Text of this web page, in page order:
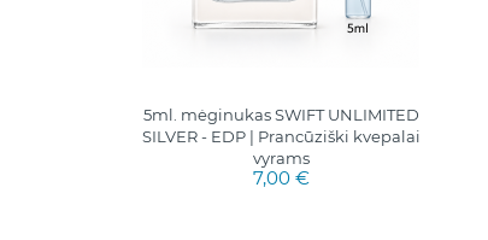
5ml. mėginukas SWIFT UNLIMITED
SILVER - EDP | Prancūziški kvepalai
vyrams
7,00 €